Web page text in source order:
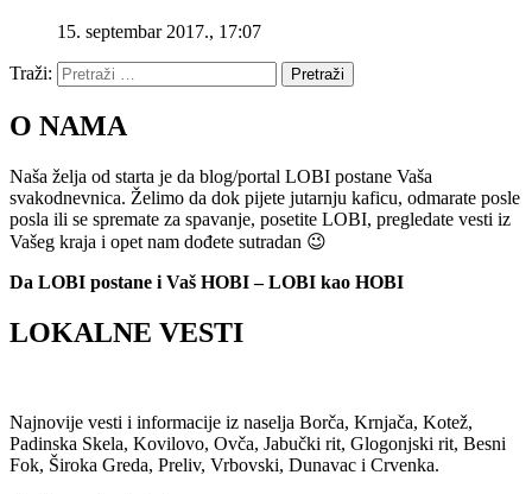
15. septembar 2017., 17:07
Traži: Pretraži
O NAMA
Naša želja od starta je da blog/portal LOBI postane Vaša
svakodnevnica. Želimo da dok pijete jutarnju kaficu, odmarate posle
posla ili se spremate za spavanje, posetite LOBI, pregledate vesti iz
Vašeg kraja i opet nam dođete sutradan 😉
Da LOBI postane i Vaš HOBI – LOBI kao HOBI
LOKALNE VESTI
Najnovije vesti i informacije iz naselja Borča, Krnjača, Kotež,
Padinska Skela, Kovilovo, Ovča, Jabučki rit, Glogonjski rit, Besni
Fok, Široka Greda, Preliv, Vrbovski, Dunavac i Crvenka.